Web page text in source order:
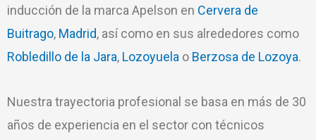
inducción de la marca Apelson en Cervera de
Buitrago, Madrid, así como en sus alrededores como
Robledillo de la Jara, Lozoyuela o Berzosa de Lozoya.
Nuestra trayectoria profesional se basa en más de 30
años de experiencia en el sector con técnicos